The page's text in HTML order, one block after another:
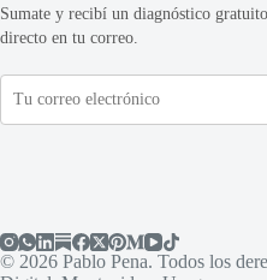
Sumate y recibí un diagnóstico
directo en tu correo.
© 2026 Pablo Pena. Todos los